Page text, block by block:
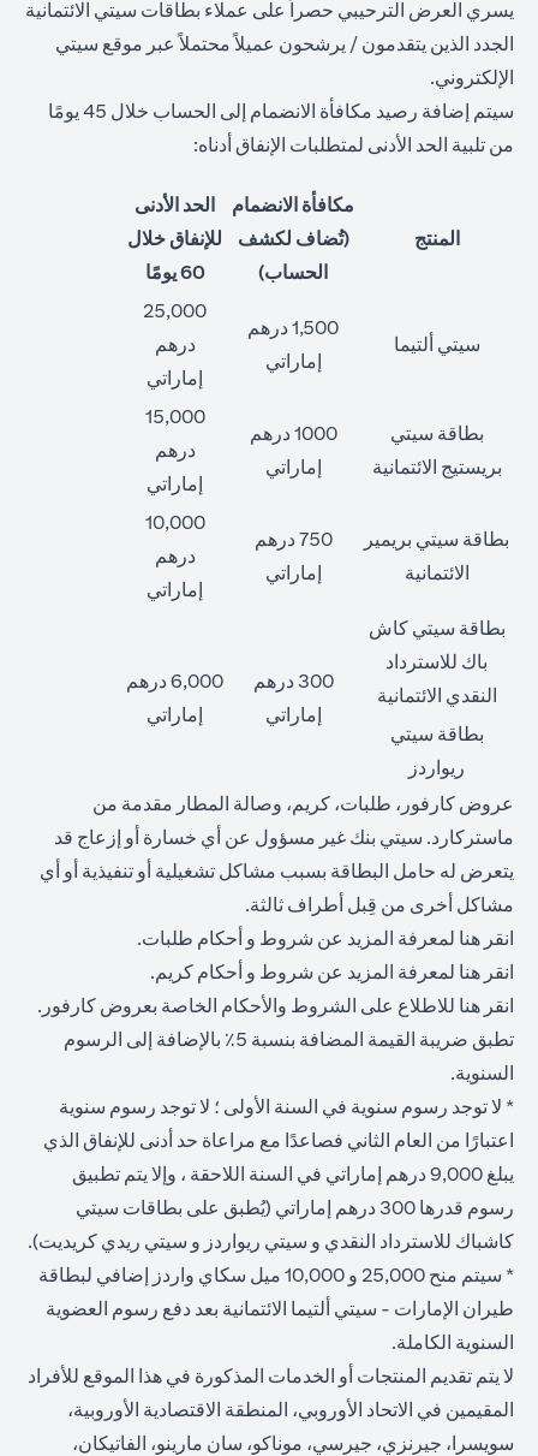
يسري العرض الترحيبي حصراً على عملاء بطاقات سيتي الائتمانية
الجدد الذين يتقدمون / يرشحون عميلاً محتملاً عبر موقع سيتي
الإلكتروني.
سيتم إضافة رصيد مكافأة الانضمام إلى الحساب خلال 45 يومًا
من تلبية الحد الأدنى لمتطلبات الإنفاق أدناه:
المنتج
مكافأة الانضمام
(تُضاف لكشف
الحساب)
الحد الأدنى
للإنفاق خلال
60 يومًا
سيتي ألتيما
1,500 درهم
إماراتي
25,000
درهم
إماراتي
بطاقة سيتي
بريستيج الائتمانية
1000 درهم
إماراتي
15,000
درهم
إماراتي
بطاقة سيتي بريمير
الائتمانية
750 درهم
إماراتي
10,000
درهم
إماراتي
بطاقة سيتي كاش
باك للاسترداد
النقدي الائتمانية
300 درهم
إماراتي
6,000 درهم
إماراتي
بطاقة سيتي
ريواردز
عروض كارفور، طلبات، كريم، وصالة المطار مقدمة من
ماستركارد. سيتي بنك غير مسؤول عن أي خسارة أو إزعاج قد
يتعرض له حامل البطاقة بسبب مشاكل تشغيلية أو تنفيذية أو أي
مشاكل أخرى من قِبل أطراف ثالثة.
انقر هنا لمعرفة المزيد عن شروط و أحكام طلبات.
انقر هنا لمعرفة المزيد عن شروط و أحكام كريم.
انقر هنا للاطلاع على الشروط والأحكام الخاصة بعروض كارفور.
تطبق ضريبة القيمة المضافة بنسبة 5٪ بالإضافة إلى الرسوم
السنوية.
* لا توجد رسوم سنوية في السنة الأولى ؛ لا توجد رسوم سنوية
اعتبارًا من العام الثاني فصاعدًا مع مراعاة حد أدنى للإنفاق الذي
يبلغ 9,000 درهم إماراتي في السنة اللاحقة ، وإلا يتم تطبيق
رسوم قدرها 300 درهم إماراتي (يُطبق على بطاقات سيتي
كاشباك للاسترداد النقدي و سيتي ريواردز و سيتي ريدي كريديت).
* سيتم منح 25,000 و 10,000 ميل سكاي واردز إضافي لبطاقة
طيران الإمارات - سيتي ألتيما الائتمانية بعد دفع رسوم العضوية
السنوية الكاملة.
لا يتم تقديم المنتجات أو الخدمات المذكورة في هذا الموقع للأفراد
المقيمين في الاتحاد الأوروبي، المنطقة الاقتصادية الأوروبية،
سويسرا، جيرنزي، جيرسي، موناكو، سان مارينو، الفاتيكان،